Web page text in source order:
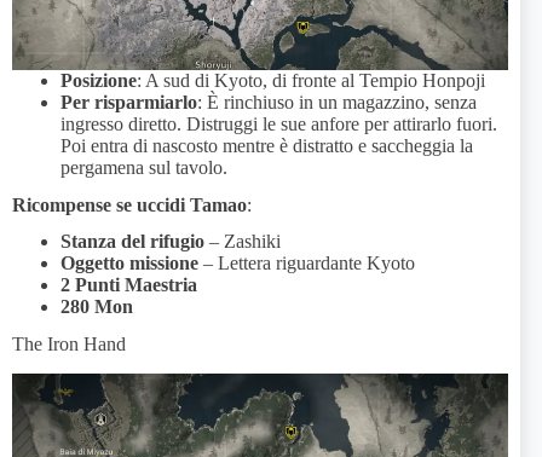
Posizione: A sud di Kyoto, di fronte al Tempio Honpoji
Per risparmiarlo: È rinchiuso in un magazzino, senza
ingresso diretto. Distruggi le sue anfore per attirarlo fuori.
Poi entra di nascosto mentre è distratto e saccheggia la
pergamena sul tavolo.
Ricompense se uccidi Tamao:
Stanza del rifugio – Zashiki
Oggetto missione – Lettera riguardante Kyoto
2 Punti Maestria
280 Mon
The Iron Hand